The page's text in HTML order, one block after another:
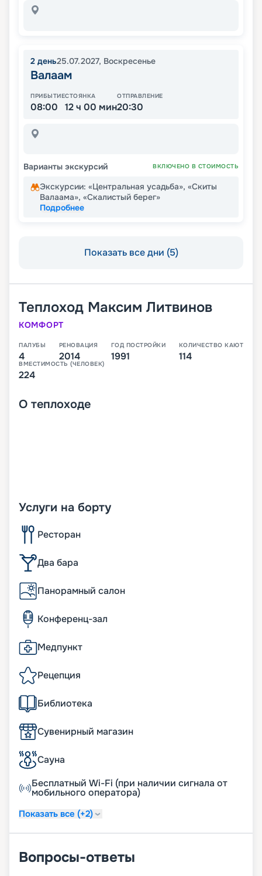
2 день25.07.2027, Воскресенье
Валаам
ПРИБЫТИЕ
08:00
СТОЯНКА
12 ч 00 мин
ОТПРАВЛЕНИЕ
20:30
Варианты экскурсий ВКЛЮЧЕНО В СТОИМОСТЬ
Экскурсии: «Центральная усадьба», «Скиты
Валаама», «Скалистый берег»
Подробнее
Показать все дни (5)
Теплоход Максим Литвинов
КОМФОРТ
ПАЛУБЫ
4
РЕНОВАЦИЯ
2014
ГОД ПОСТРОЙКИ
1991
КОЛИЧЕСТВО КАЮТ
114
ВМЕСТИМОСТЬ (ЧЕЛОВЕК)
224
О теплоходе
Услуги на борту
Ресторан
Два бара
Панорамный салон
Конференц-зал
Медпункт
Рецепция
Библиотека
Сувенирный магазин
Сауна
Бесплатный Wi-Fi (при наличии сигнала от
мобильного оператора)
Показать все (+2)
Вопросы-ответы